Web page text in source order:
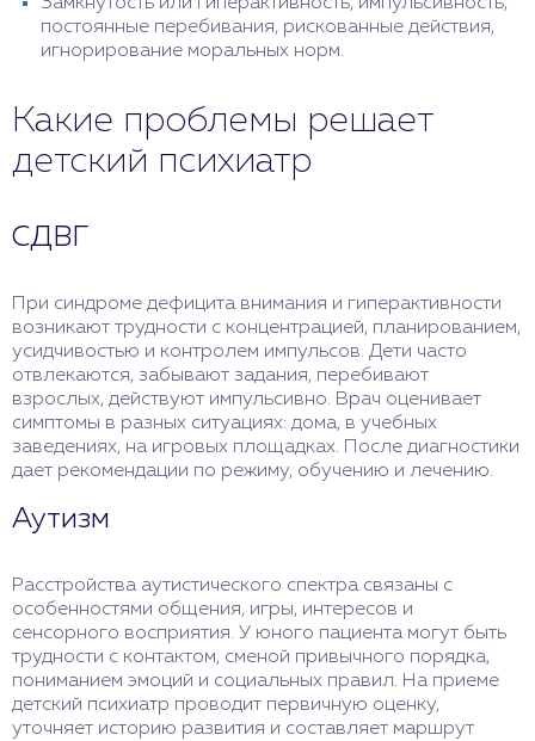
постоянные перебивания, рискованные действия,
игнорирование моральных норм.
Какие проблемы решает
детский психиатр
СДВГ
При синдроме дефицита внимания и гиперактивности
возникают трудности с концентрацией, планированием,
усидчивостью и контролем импульсов. Дети часто
отвлекаются, забывают задания, перебивают
взрослых, действуют импульсивно. Врач оценивает
симптомы в разных ситуациях: дома, в учебных
заведениях, на игровых площадках. После диагностики
дает рекомендации по режиму, обучению и лечению.
Аутизм
Расстройства аутистического спектра связаны с
особенностями общения, игры, интересов и
сенсорного восприятия. У юного пациента могут быть
трудности с контактом, сменой привычного порядка,
пониманием эмоций и социальных правил. На приеме
детский психиатр проводит первичную оценку,
уточняет историю развития и составляет маршрут